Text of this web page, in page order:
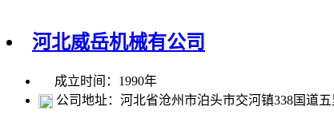
河北威岳机械有公司
成立时间：1990年
公司地址：河北省沧州市泊头市交河镇338国道五